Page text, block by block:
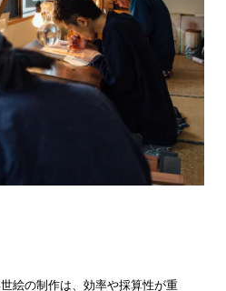
絵の制作は、効率や採算性が重